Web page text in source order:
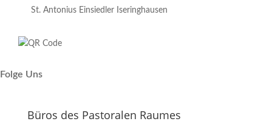
St. Antonius Einsiedler Iseringhausen
Folge Uns
Büros des Pastoralen Raumes